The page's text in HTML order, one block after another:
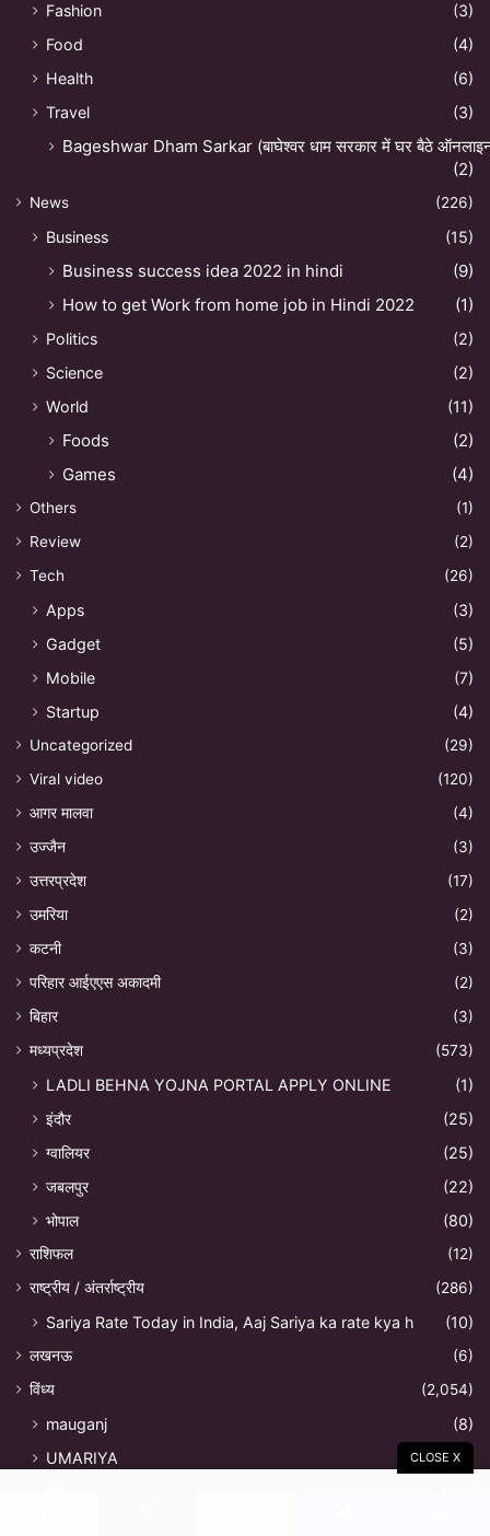
Fashion
(3)
Food
(4)
Health
(6)
Travel
(3)
Bageshwar Dham Sarkar (बाघेश्वर धाम सरकार में घर बैठे
(2)
News (226)
Business (15)
Business success idea 2022 in hindi
(9)
How to get Work from home job in Hindi 2022
(1)
Politics
(2)
Science
(2)
World
(11)
Foods
(2)
Games
(4)
Others
(1)
Review
(2)
Tech
(26)
Apps
(3)
Gadget
(5)
Mobile
(7)
Startup
(4)
Uncategorized
(29)
Viral video
(120)
आगर मालवा
(4)
उज्जैन
(3)
उत्तरप्रदेश
(17)
उमरिया
(2)
कटनी
(3)
परिहार आईएएस अकादमी
(2)
बिहार
(3)
मध्यप्रदेश
(573)
LADLI BEHNA YOJNA PORTAL APPLY ONLINE
(1)
इंदौर
(25)
ग्वालियर
(25)
जबलपुर
(22)
भोपाल
(80)
राशिफल
(12)
राष्ट्रीय / अंतर्राष्ट्रीय
(286)
Sariya Rate Today in India, Aaj Sariya ka rate kya h (10)
लखनऊ
(6)
विंध्य
(2,054)
mauganj
(8)
UMARIYA
(11)
CLOSE X